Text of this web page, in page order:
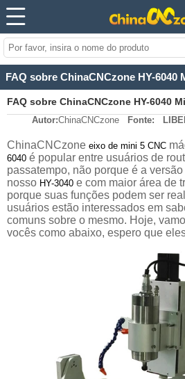
FAQ sobre ChinaCNCzone HY-6040
máquina
Autor:ChinaCNCzone Fonte:
ChinaCNCzone eixo de mini 5 CNC
6040 é popular entre usuários de
passatempo, não porque é a
nosso HY-3040 e com maior área de
porque suas funções podem ser
usuários estão interessados em
comuns sobre o mesmo. Hoje,
vocês como abaixo, espero que